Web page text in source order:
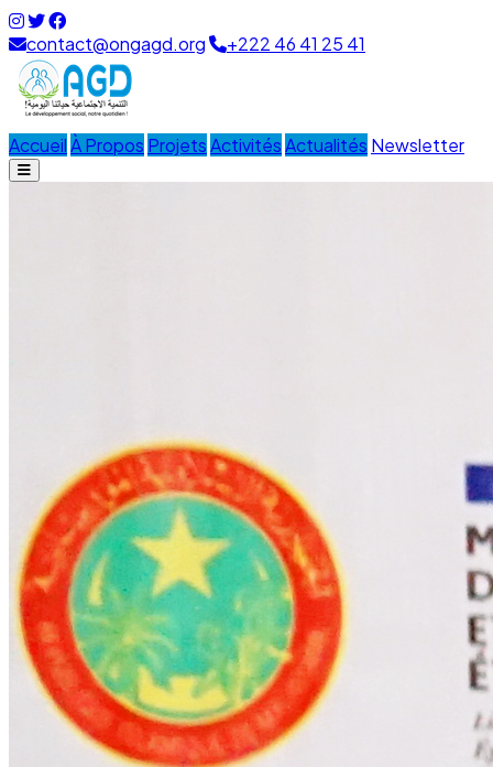
contact@ongagd.org +222 46 41 25 41
AccueilÀ Propos ProjetsActivitésActualités Newsletter